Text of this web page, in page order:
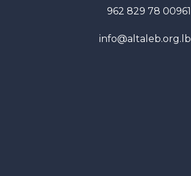
00961 78 829 962
info@altaleb.org.lb